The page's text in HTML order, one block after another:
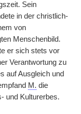
Sein
in der christlich-
von
Menschenbild.
er sich stets vor
Verantwortung zu
auf Ausgleich und
M. die
und Kulturerbes.